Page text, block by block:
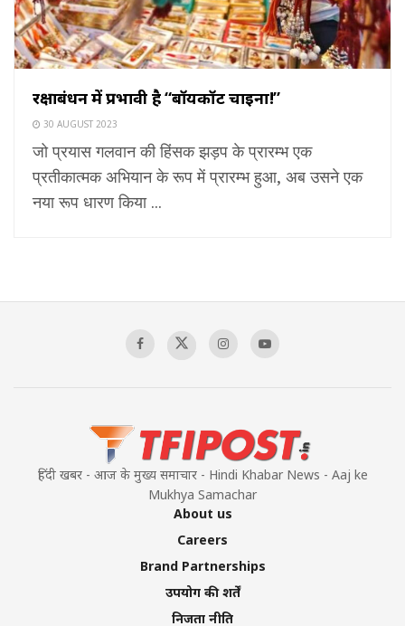
रक्षाबंधन में प्रभावी है “बॉयकॉट चाइना!”
30 AUGUST 2023
जो प्रयास गलवान की हिंसक झड़प के प्रारम्भ एक
प्रतीकात्मक अभियान के रूप में प्रारम्भ हुआ, अब उसने एक
नया रूप धारण किया ...
हिंदी खबर - आज के मुख्य समाचार - Hindi Khabar News - Aaj ke
Mukhya Samachar
About us
Careers
Brand Partnerships
उपयोग की शर्तें
निजता नीति